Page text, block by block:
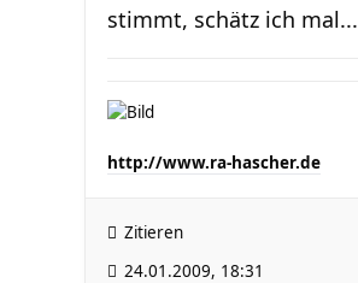
stimmt, schätz ich mal...
http://www.ra-hascher.de
Zitieren
24.01.2009, 18:31